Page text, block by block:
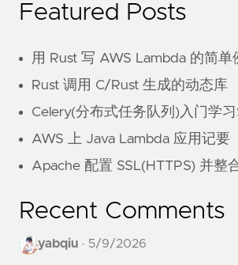
<!--CheckStyle脚步-->
<taskdef
resource=
<target name="checkstyle"
<formatter type=
<fileset dir=
<!-- 生成报告,其格式取
<style in=
<target name=
Featured Posts
用 Rust 写 AWS Lambda 的简单
Rust 调用 C/Rust 生成的动态库
Celery(分布式任务队列)入门学
AWS 上 Java Lambda 应用记要
Apache 配置 SSL(HTTPS) 并整
Recent Comments
yabqiu · 5/9/2026